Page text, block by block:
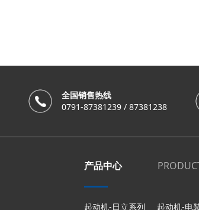
全国销售热线
0791-87381239 / 87381238
产品中心
起动机-日立系列 起动机-电